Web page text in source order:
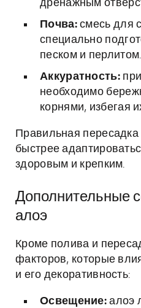
дренажным
Почва:смесь для
специально
песком и перлитом.
Аккуратность:
необходимо
корнями, избегая
Правильная
быстрее
здоровым и крепким.
Дополнительные
алоэ
Кроме полива и
факторов, которые
и его декоративность:
Освещение: алоэ